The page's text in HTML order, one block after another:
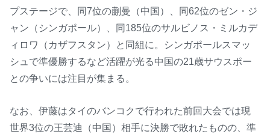
プステージで、同7位の蒯曼（中国）、同62位のゼン・ジ
ャン（シンガポール）、同185位のサルビノス・ミルカデ
ィロワ（カザフスタン）と同組に。シンガポールスマッ
シュで準優勝するなど活躍が光る中国の21歳サウスポー
との争いには注目が集まる。
なお、伊藤はタイのバンコクで行われた前回大会では現
世界3位の王芸迪（中国）相手に決勝で敗れたものの、準